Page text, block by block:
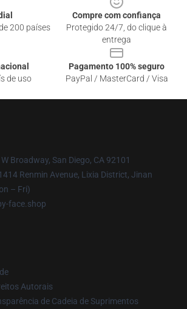
200 países
Compre com confiança
Protegido 24/7, do clique à
entrega
de uso
Pagamento 100% seguro
PayPal / MasterCard / Visa
Broadway, San Diego, CA 92101
Renmin Avenue, Lixia District, Jinan
– Fri)
face.shop
Autorais
de Cadeia de Suprimentos